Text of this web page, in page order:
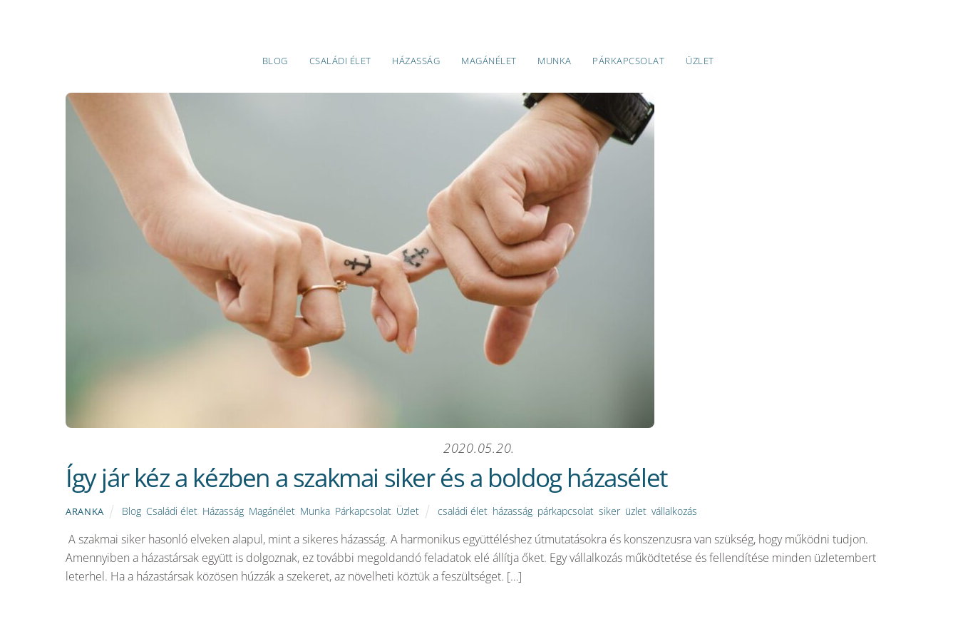
BLOG CSALÁDI ÉLET HÁZASSÁG MAGÁNÉLET MUNKA PÁRKAPCSOLAT ÜZLET
2020.05.20.
Így jár kéz a kézben a szakmai siker és a boldog házasélet
ARANKA Blog Családi élet Házasság Magánélet Munka Párkapcsolat Üzlet családi élet, házasság, párkapcsolat, siker, üzlet, vállalkozás
A szakmai siker hasonló elveken alapul, mint a sikeres házasság. A harmonikus együttéléshez útmutatásokra és konszenzusra van szükség, hogy működni tudjon.
Amennyiben a házastársak együtt is dolgoznak, ez további megoldandó feladatok elé állítja őket. Egy vállalkozás működtetése és fellendítése minden üzletembert
leterhel. Ha a házastársak közösen húzzák a szekeret, az növelheti köztük a feszültséget. […]